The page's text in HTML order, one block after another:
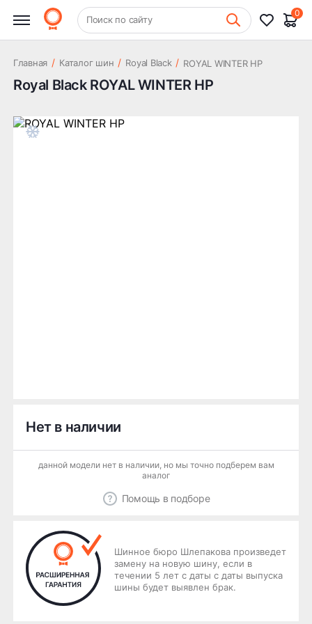
+7 (831) 261-35-35 Шиномонтаж
Поиск по сайту
0
Главная / Каталог шин / Royal Black / ROYAL WINTER HP
Royal Black ROYAL WINTER HP
Нет в наличии
данной модели нет в наличии, но мы точно подберем вам
аналог
Помощь в подборе
Шинное бюро Шлепакова произведет
замену на новую шину, если в
течении 5 лет с даты с даты выпуска
шины будет выявлен брак.